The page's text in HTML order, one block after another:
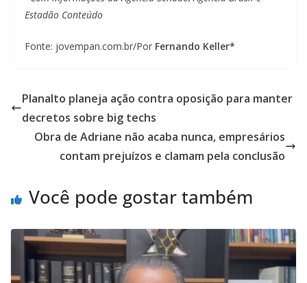
Estadão Conteúdo
Fonte: jovempan.com.br/Por Fernando Keller*
Planalto planeja ação contra oposição para manter
decretos sobre big techs
Obra de Adriane não acaba nunca, empresários
contam prejuízos e clamam pela conclusão
Você pode gostar também